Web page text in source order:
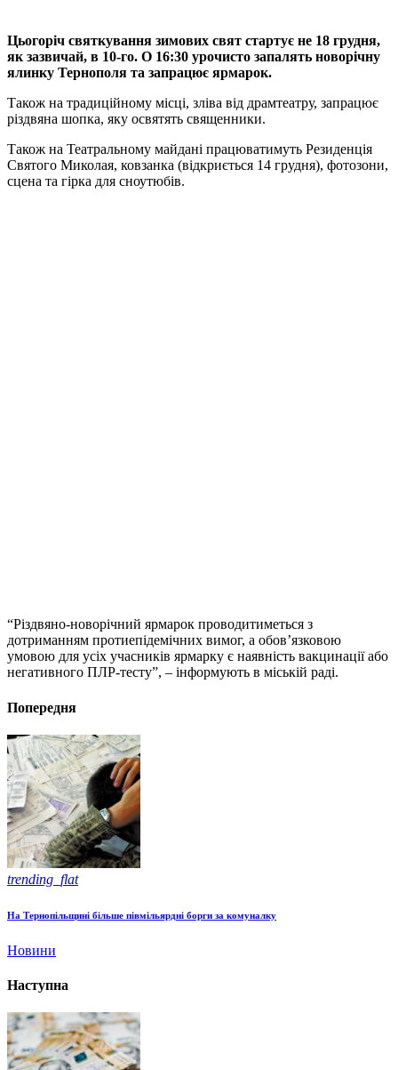
Цьогоріч святкування зимових свят стартує не 18 грудня,
як зазвичай, в 10-го. О 16:30 урочисто запалять новорічну
ялинку Тернополя та запрацює ярмарок.
Також на традиційному місці, зліва від драмтеатру, запрацює
різдвяна шопка, яку освятять священники.
Також на Театральному майдані працюватимуть Резиденція
Святого Миколая, ковзанка (відкриється 14 грудня), фотозони,
сцена та гірка для сноутюбів.
“Різдвяно-новорічний ярмарок проводитиметься з
дотриманням протиепідемічних вимог, а обов’язковою
умовою для усіх учасників ярмарку є наявність вакцинації або
негативного ПЛР-тесту”, – інформують в міській раді.
Попередня
trending_flat
На Тернопільщині більше півмільярдні борги за комуналку
Новини
Наступна